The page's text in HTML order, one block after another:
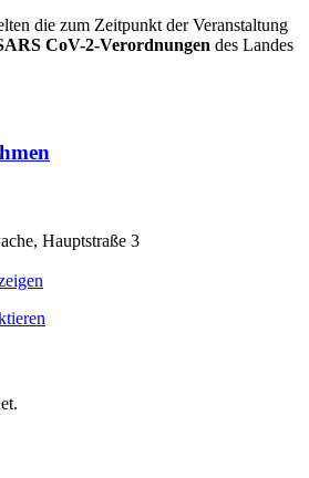
die zum Zeitpunkt der Veranstaltung
CoV-2-Verordnungen des Landes
Hauptstraße 3